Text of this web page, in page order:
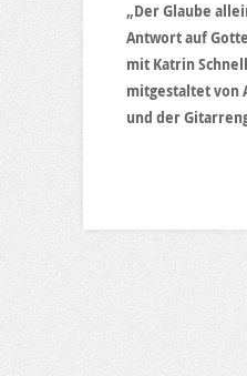
„Der Glaube
Antwort auf
mit Katrin
mitgestaltet von
und der